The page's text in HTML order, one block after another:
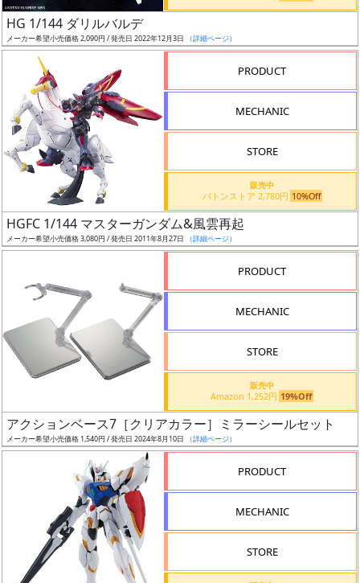
日
発
売
Web
プッ
シュ
通知
対象
ギ
ャ
ラ
り
価
定
予
HG 1/144 ダリルバルデ
メーカー希望小売価格 2,090円 / 発売日 2022年12月3日 （詳細ページ）
PRODUCT
MECHANIC
STORE
販売中
バトンストア 2,780円 10%Off
HGFC 1/144 マスターガンダム&風雲再起
メーカー希望小売価格 3,080円 / 発売日 2011年8月27日 （詳細ページ）
PRODUCT
MECHANIC
STORE
販売中
Amazon 1,252円 19%Off
アクションベース7［クリアカラー］ミラーシールセット
メーカー希望小売価格 1,540円 / 発売日 2024年8月10日 （詳細ページ）
PRODUCT
MECHANIC
STORE